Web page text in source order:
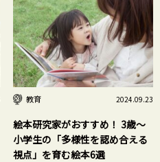
教育 2024.09.23
絵本研究家がおすすめ！ 3歳～
小学生の「多様性を認め合える
視点」を育む絵本6選